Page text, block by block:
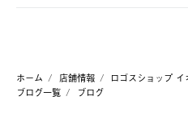
ホーム 店舗情報
ロゴスショップ
ブログ一覧
ブログ